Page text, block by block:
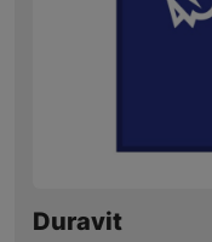
Duravit